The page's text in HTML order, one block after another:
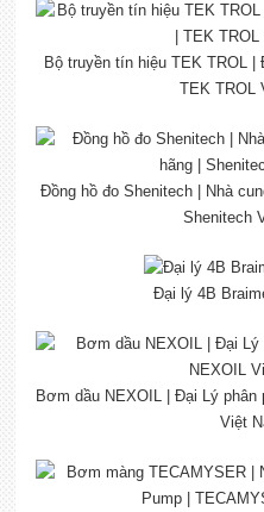
Bộ truyền tín hiệu TEK TROL |
TEK TROL
Đồng hồ đo Shenitech | Nhà
Shenitech
Đại lý 4B
Bơm dầu NEXOIL | Đại Lý phân
Việt